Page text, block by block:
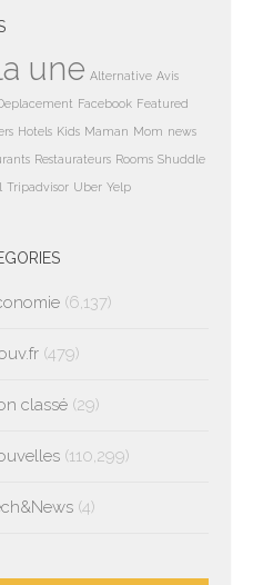
une Alternative Avis
Facebook Featured
Hotels Kids Maman Mom news
Restaurateurs Rooms Shuddle
Tripadvisor Uber Yelp
(6,137)
(479)
classé (29)
(110,299)
(4)